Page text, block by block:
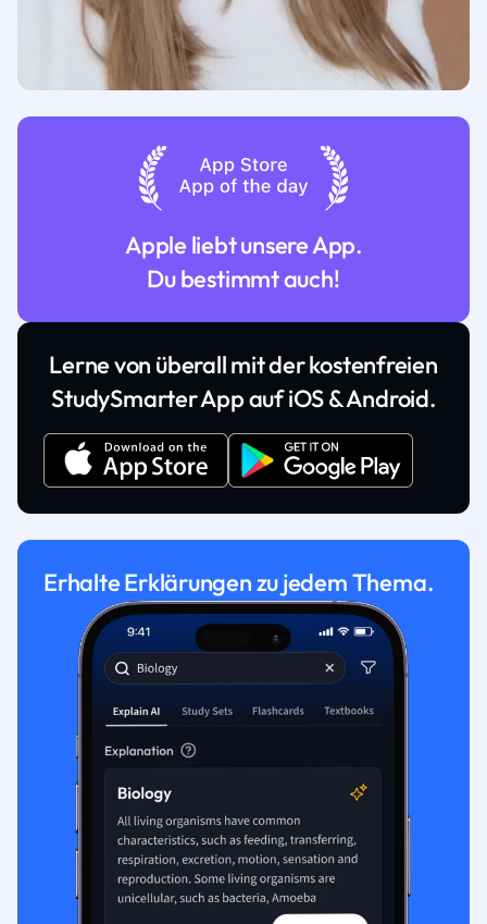
Apple liebt unsere App.
Du bestimmt auch!
Lerne von überall mit der kostenfreien
StudySmarter App auf iOS & Android.
Erhalte Erklärungen zu jedem Thema.